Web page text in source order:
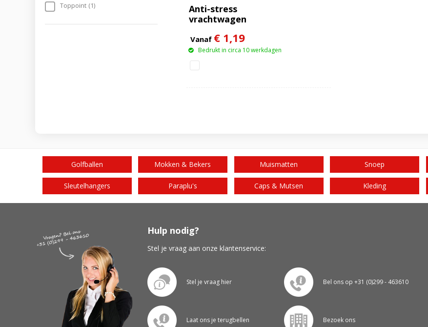
Toppoint (1)
Anti-stress
vrachtwagen
Vanaf € 1,19
Bedrukt in circa 10 werkdagen
Golfballen Mokken & Bekers Muismatten Snoep
Sleutelhangers Paraplu's Caps & Mutsen Kleding
Hulp nodig?
Stel je vraag aan onze klantenservice:
Stel je vraag hier Bel ons op +31 (0)299 - 463610
Laat ons je terugbellen Bezoek ons